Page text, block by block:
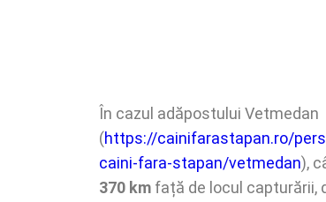
În cazul adăpostului Vetmedan
(https://cainifarastapan.ro/
caini-fara-stapan/vetmedan),
370 km față de locul capturării,